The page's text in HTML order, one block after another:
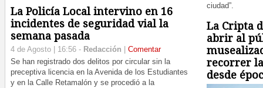
La Policía Local intervino en 16
incidentes de seguridad vial la
semana pasada
4 de Agosto | 16:56 - Redacción
Comentar
Se han registrado dos delitos por circular sin la
preceptiva licencia en la Avenida de los Estudiantes
y en la Calle Retamalón y se procedió a la
ciudad”.
La Cripta
abrir al
recorrer
desde